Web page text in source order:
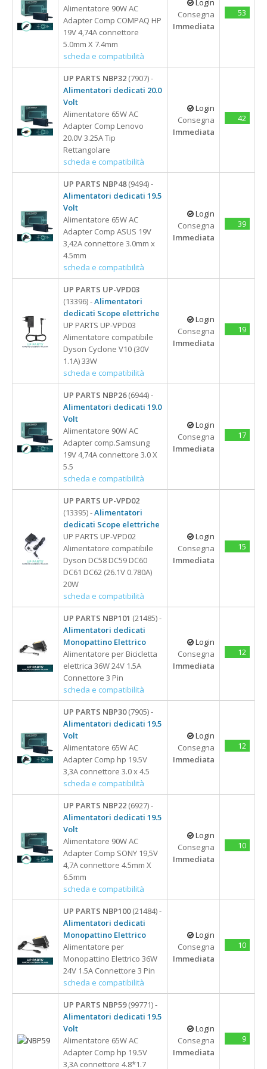
18.4
23"-42"
Cavi e adattatori
Surface
8 Cm
Ventole Notebook
ASUS
LENOVO
SAMSUNG
TOSHIBA
Batterie Per Tablet
SAMSUNG
Docking Station
USB-C - TYPE-C
TopCase Notebook
LENOVO
Monitor Portatili
14" Touch
15,6"
15,6" Doppio
15,6" Touch
Type C
3 Porte
4 Porte
USB 2.0
Gruppi Di Continuità
Batteria UPS
Lettore Barcode
Adattatori
Type C
Card Reader & HUB
Cavetteria
Gruppi di Continuità
Lettore Barcode
Mouse e Tastiere
Alimentatori
Alimentatori dedicati
Batterie notebook
Batterie per Tablet
Docking station
Monitor Portatili
Schermi notebook
Schermi SmartPhone
Tastiere notebook
TopCase Notebook
Ventole desktop
Ventole notebook
Storage
Memorie
Web Cam
Accessori per Notebook
Alimentatore 90W AC
Adapter Comp COMPAQ HP
19V 4,74A connettore
5.0mm X 7.4mm
scheda e compatibilità
Login
Consegna
Immediata
53
UP PARTS NBP32 (7907) -
Alimentatori dedicati 20.0
Volt
Alimentatore 65W AC
Adapter Comp Lenovo
20.0V 3.25A Tip
Rettangolare
scheda e compatibilità
Login
Consegna
Immediata
42
UP PARTS NBP48(9494) -
Alimentatori dedicati 19.5
Volt
Alimentatore 65W AC
Adapter Comp ASUS 19V
3,42A connettore 3.0mm x
4.5mm
scheda e compatibilità
Login
Consegna
Immediata
39
UP PARTS UP-VPD03
(13396) -Alimentatori
dedicati Scope elettriche
UP PARTS UP-VPD03
Alimentatore compatibile
Dyson Cyclone V10 (30V
1.1A) 33W
scheda e compatibilità
Login
Consegna
Immediata
19
UP PARTS NBP26(6944) -
Alimentatori dedicati 19.0
Volt
Alimentatore 90W AC
Adapter comp.Samsung
19V 4,74A connettore 3.0 X
5.5
scheda e compatibilità
Login
Consegna
Immediata
17
UP PARTS UP-VPD02
(13395) -Alimentatori
dedicati Scope elettriche
UP PARTS UP-VPD02
Alimentatore compatibile
Dyson DC58 DC59 DC60
DC61 DC62 (26.1V 0.780A)
20W
scheda e compatibilità
Login
Consegna
Immediata
15
UP PARTS NBP101 (21485) -
Alimentatori dedicati
Monopattino Elettrico
Alimentatore per Bicicletta
elettrica 36W 24V 1.5A
Connettore 3 Pin
scheda e compatibilità
Login
Consegna
Immediata
12
UP PARTS NBP30(7905) -
Alimentatori dedicati 19.5
Volt
Alimentatore 65W AC
Adapter Comp hp 19.5V
3,3A connettore 3.0 x 4.5
scheda e compatibilità
Login
Consegna
Immediata
12
UP PARTS NBP22 (6927) -
Alimentatori dedicati 19.5
Volt
Alimentatore 90W AC
Adapter Comp SONY 19,5V
4,7A connettore 4.5mm X
6.5mm
scheda e compatibilità
Login
Consegna
Immediata
10
UP PARTS NBP100(21484) -
Alimentatori dedicati
Monopattino Elettrico
Alimentatore per
Monopattino Elettrico 36W
24V 1.5A Connettore 3 Pin
scheda e compatibilità
Login
Consegna
Immediata
10
UP PARTS NBP59(99771) -
Alimentatori dedicati 19.5
Volt
Alimentatore 65W AC
Adapter Comp hp 19.5V
3,3A connettore 4.8*1.7
Login
Consegna
Immediata
9